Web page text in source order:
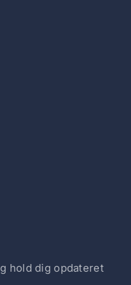
hold dig opdateret